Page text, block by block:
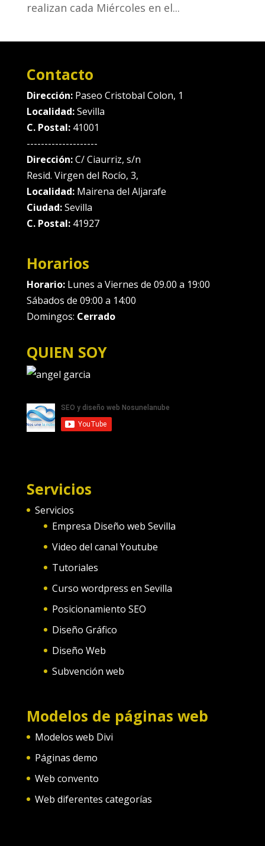
realizan cada Miércoles en el...
Contacto
Dirección: Paseo Cristobal Colon, 1
Localidad:Sevilla
C. Postal:41001
--------------------
Dirección:C/ Ciaurriz, s/n
Resid. Virgen del Rocío, 3,
Localidad:Mairena del Aljarafe
Ciudad:Sevilla
C. Postal:41927
Horarios
Horario:Lunes a Viernes de 09.00 a 19:00
Sábados de 09:00 a 14:00
Domingos: Cerrado
QUIEN SOY
Servicios
Servicios
Empresa Diseño web Sevilla
Video del canal Youtube
Tutoriales
Curso wordpress en Sevilla
Posicionamiento SEO
Diseño Gráfico
Diseño Web
Subvención web
Modelos de páginas web
Modelos web Divi
Páginas demo
Web convento
Web diferentes categorías